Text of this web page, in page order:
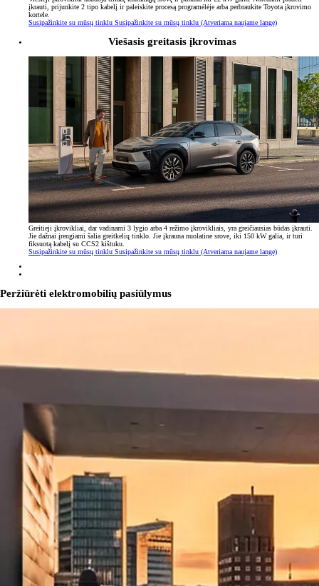
įkrauti, prijunkite 2 tipo kabelį ir paleiskite procesą programėlėje arba perbraukite Toyota įkrovimo
kortele.
Susipažinkite su mūsų tinklu Susipažinkite su mūsų tinklu (Atveriama naujame lange)
Viešasis greitasis įkrovimas
Greitieji įkrovikliai, dar vadinami 3 lygio arba 4 režimo įkrovikliais, yra greičiausias būdas įkrauti.
Jie dažnai įrengiami šalia greitkelių tinklo. Jie įkrauna nuolatine srove, iki 150 kW galia, ir turi
fiksuotą kabelį su CCS2 kištuku.
Susipažinkite su mūsų tinklu Susipažinkite su mūsų tinklu (Atveriama naujame lange)
Peržiūrėti elektromobilių pasiūlymus